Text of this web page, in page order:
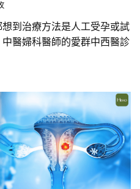
到治療方法是人工受孕或試
醫婦科醫師的愛群中西醫診